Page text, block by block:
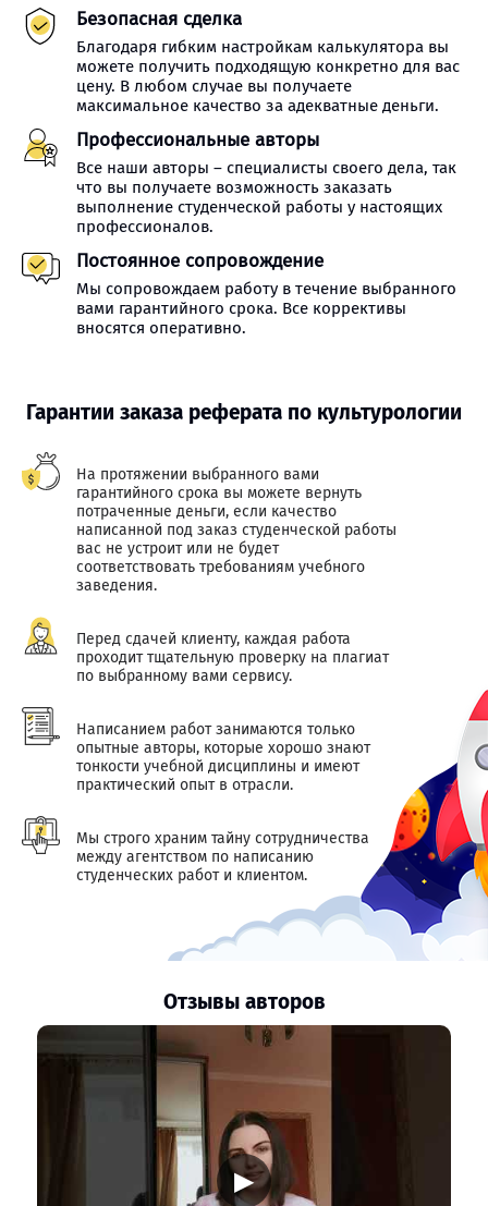
Безопасная сделка
Благодаря гибким настройкам калькулятора вы
можете получить подходящую конкретно для вас
цену. В любом случае вы получаете
максимальное качество за адекватные деньги.
Профессиональные авторы
Все наши авторы – специалисты своего дела, так
что вы получаете возможность заказать
выполнение студенческой работы у настоящих
профессионалов.
Постоянное сопровождение
Мы сопровождаем работу в течение выбранного
вами гарантийного срока. Все коррективы
вносятся оперативно.
Гарантии заказа реферата по культурологии
На протяжении выбранного вами
гарантийного срока вы можете вернуть
потраченные деньги, если качество
написанной под заказ студенческой работы
вас не устроит или не будет
соответствовать требованиям учебного
заведения.
Перед сдачей клиенту, каждая работа
проходит тщательную проверку на плагиат
по выбранному вами сервису.
Написанием работ занимаются только
опытные авторы, которые хорошо знают
тонкости учебной дисциплины и имеют
практический опыт в отрасли.
Мы строго храним тайну сотрудничества
между агентством по написанию
студенческих работ и клиентом.
Отзывы авторов
▶